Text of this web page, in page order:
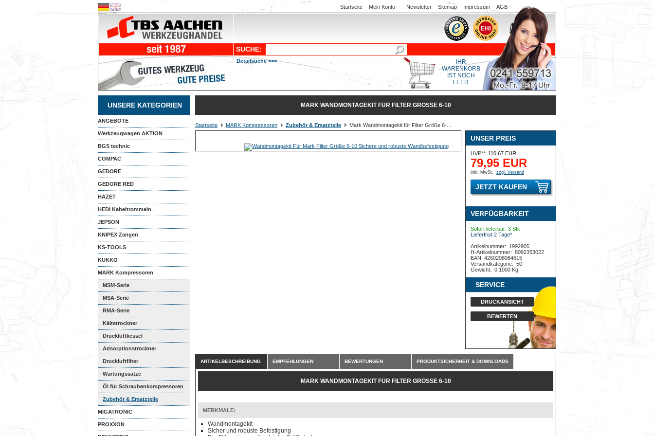
Startseite Mein Konto Newsletter Sitemap Impressum AGB
SUCHE:
Detailsuche >>>
IHR
WARENKORB
IST NOCH
LEER
UNSERE KATEGORIEN
ANGEBOTE
Werkzeugwagen AKTION
BGS technic
COMPAC
GEDORE
GEDORE RED
HAZET
HEDI Kabeltrommeln
JEPSON
KNIPEX Zangen
KS-TOOLS
KUKKO
MARK Kompressoren
MSM-Serie
Schraubenkompressoren
MSA-Serie
Schraubenkompressoren
RMA-Serie
Schraubenkompressoren
Kältetrockner
Druckluftkessel
Adsorptionstrockner
Druckluftfilter
Wartungssätze
Öl für Schraubenkompressoren
Zubehör & Ersatzteile
MIGATRONIC
PROXXON
MARK WANDMONTAGEKIT FÜR FILTER GRÖSSE 6-10
Startseite MARK Kompressoren Zubehör & Ersatzteile Mark Wandmontagekit für Filter Größe 6-...
UNSER PREIS
UVP**: 110,67 EUR
79,95 EUR
inkl. MwSt. zzgl. Versand
JETZT KAUFEN
VERFÜGBARKEIT
Sofort lieferbar: 3 Stk
Lieferfrist 2 Tage*
Artikelnummer:
1992905
H-Artikelnummer: 8092353022
EAN: 4260208084615
Versandkategorie: 50
Gewicht: 0,1000 Kg
SERVICE
DRUCKANSICHT
BEWERTEN
ARTIKELBESCHREIBUNG EMPFEHLUNGEN BEWERTUNGEN PRODUKTSICHERHEIT & DOWNLOADS
MARK WANDMONTAGEKIT FÜR FILTER GRÖSSE 6-10
MERKMALE:
Wandmontagekit
Sicher und robuste Befestigung